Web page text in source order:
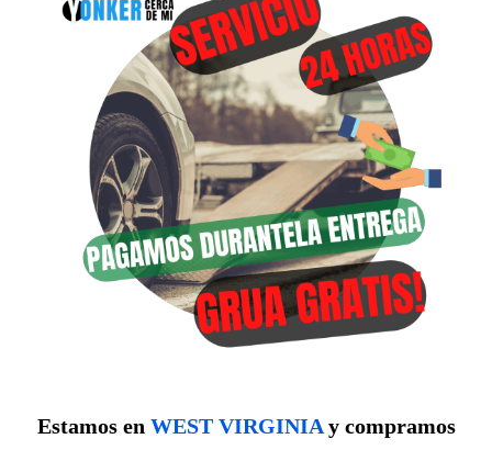
Estamos en WEST VIRGINIAy compramos